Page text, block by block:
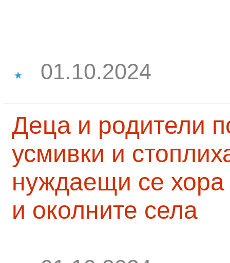
01.10.2024
Деца и родители
усмивки и
нуждаещи се
и околните села